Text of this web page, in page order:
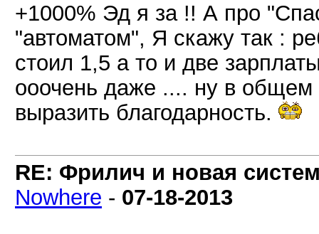
+1000% Эд я за !! А про
"автоматом", Я скажу так :
стоил 1,5 а то и две
ооочень даже .... ну в
выразить благодарность.
RE: Фрилич и новая
Nowhere - 07-18-2013